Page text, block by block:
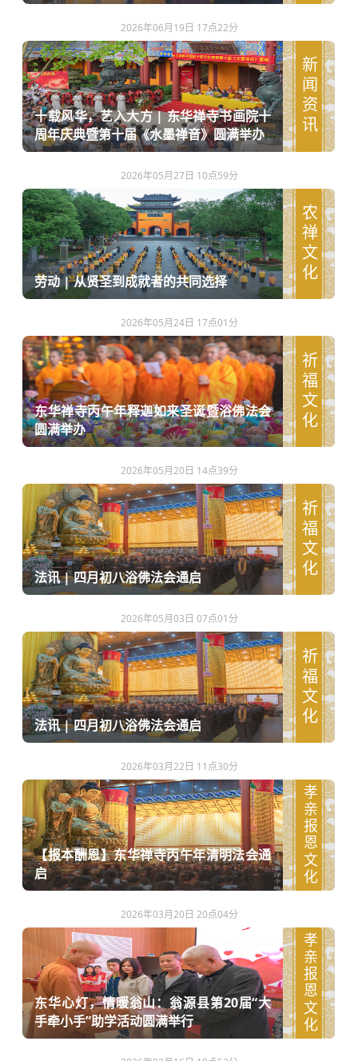
2026年06月19日 17点22分
十载风华，艺入大方 | 东华禅寺书画院十
周年庆典暨第十届《水墨禅音》圆满举办
新闻资讯
2026年05月27日 10点59分
劳动 | 从贤圣到成就者的共同选择 农禅文化
2026年05月24日 17点01分
东华禅寺丙午年释迦如来圣诞暨浴佛法会
圆满举办
祈福文化
2026年05月20日 14点39分
法讯 | 四月初八浴佛法会通启 祈福文化
2026年05月03日 07点01分
法讯 | 四月初八浴佛法会通启 祈福文化
2026年03月22日 11点30分
【报本酬恩】东华禅寺丙午年清明法会通
启
孝亲报恩文化
2026年03月20日 20点04分
东华心灯，情暖翁山：翁源县第20届“大
手牵小手”助学活动圆满举行
孝亲报恩文化